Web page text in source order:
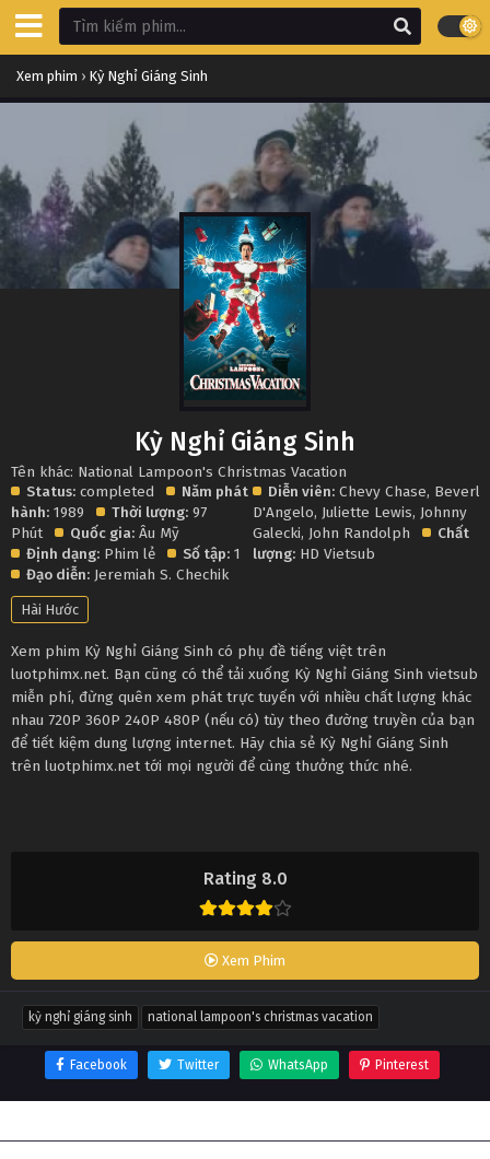
Xem phim › Kỳ Nghỉ Giáng Sinh
Rating 8.0
Xem Phim
Kỳ Nghỉ Giáng Sinh
Tên khác: National Lampoon's Christmas Vacation
Status: completed
Năm phát
hành: 1989 Thời lượng: 97
Phút
Quốc gia: Âu Mỹ
Định dạng: Phim lẻ Số tập: 1
Đạo diễn: Jeremiah S. Chechik
Diễn viên: Chevy Chase, Beverly
D'Angelo, Juliette Lewis, Johnny
Galecki, John Randolph
Chất
lượng: HD Vietsub
Hài Hước
Xem phim Kỳ Nghỉ Giáng Sinh có phụ đề tiếng việt trên
luotphimx.net. Bạn cũng có thể tải xuống Kỳ Nghỉ Giáng Sinh vietsub
miễn phí, đừng quên xem phát trực tuyến với nhiều chất lượng khác
nhau 720P 360P 240P 480P (nếu có) tùy theo đường truyền của bạn
để tiết kiệm dung lượng internet. Hãy chia sẻ Kỳ Nghỉ Giáng Sinh
trên luotphimx.net tới mọi người để cùng thưởng thức nhé.
kỳ nghỉ giáng sinh national lampoon's christmas vacation
Facebook Twitter WhatsApp Pinterest